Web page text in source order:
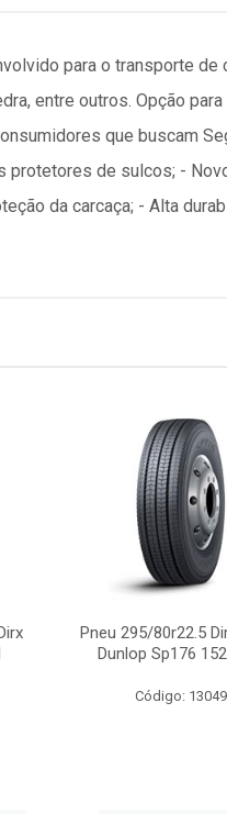
para o transporte de
entre outros. Opção
que buscam
protetores de sulcos; -
da carcaça; - Alta
Pneu 295/80r22.5
Dunlop Sp176
Código: 13049